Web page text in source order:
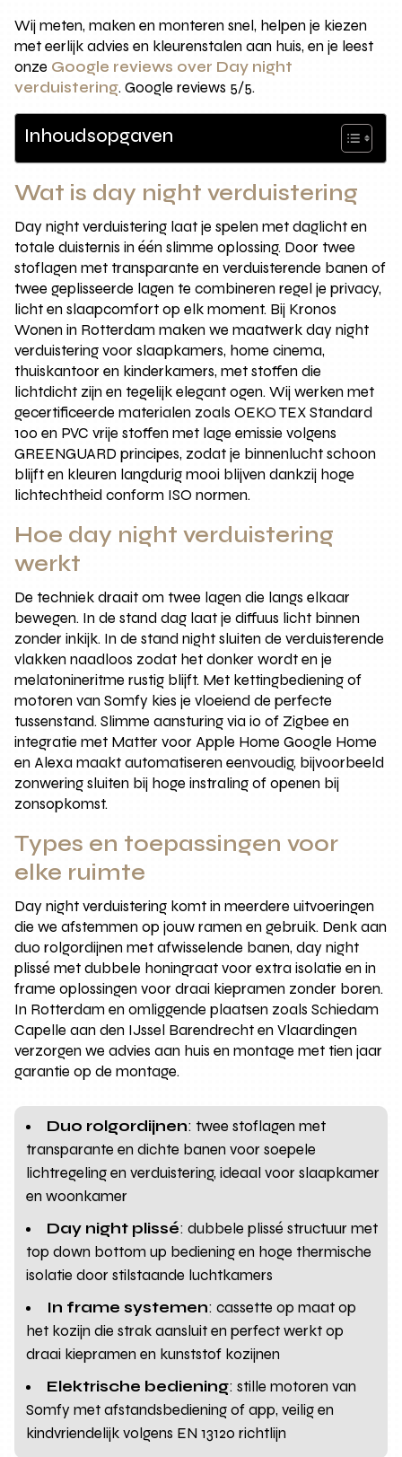
Wij meten, maken en monteren snel, helpen je kiezen
met eerlijk advies en kleurenstalen aan huis, en je leest
onze Google reviews over Day night
verduistering. Google reviews 5/5.
Inhoudsopgaven
Wat is day night verduistering
Day night verduistering laat je spelen met daglicht en
totale duisternis in één slimme oplossing. Door twee
stoflagen met transparante en verduisterende banen of
twee geplisseerde lagen te combineren regel je privacy,
licht en slaapcomfort op elk moment. Bij Kronos
Wonen in Rotterdam maken we maatwerk day night
verduistering voor slaapkamers, home cinema,
thuiskantoor en kinderkamers, met stoffen die
lichtdicht zijn en tegelijk elegant ogen. Wij werken met
gecertificeerde materialen zoals OEKO TEX Standard
100 en PVC vrije stoffen met lage emissie volgens
GREENGUARD principes, zodat je binnenlucht schoon
blijft en kleuren langdurig mooi blijven dankzij hoge
lichtechtheid conform ISO normen.
Hoe day night verduistering
werkt
De techniek draait om twee lagen die langs elkaar
bewegen. In de stand dag laat je diffuus licht binnen
zonder inkijk. In de stand night sluiten de verduisterende
vlakken naadloos zodat het donker wordt en je
melatonineritme rustig blijft. Met kettingbediening of
motoren van Somfy kies je vloeiend de perfecte
tussenstand. Slimme aansturing via io of Zigbee en
integratie met Matter voor Apple Home Google Home
en Alexa maakt automatiseren eenvoudig, bijvoorbeeld
zonwering sluiten bij hoge instraling of openen bij
zonsopkomst.
Types en toepassingen voor
elke ruimte
Day night verduistering komt in meerdere uitvoeringen
die we afstemmen op jouw ramen en gebruik. Denk aan
duo rolgordijnen met afwisselende banen, day night
plissé met dubbele honingraat voor extra isolatie en in
frame oplossingen voor draai kiepramen zonder boren.
In Rotterdam en omliggende plaatsen zoals Schiedam
Capelle aan den IJssel Barendrecht en Vlaardingen
verzorgen we advies aan huis en montage met tien jaar
garantie op de montage.
Duo rolgordijnen: twee stoflagen met
transparante en dichte banen voor soepele
lichtregeling en verduistering, ideaal voor slaapkamer
en woonkamer
Day night plissé: dubbele plissé structuur met
top down bottom up bediening en hoge thermische
isolatie door stilstaande luchtkamers
In frame systemen: cassette op maat op
het kozijn die strak aansluit en perfect werkt op
draai kiepramen en kunststof kozijnen
Elektrische bediening: stille motoren van
Somfy met afstandsbediening of app, veilig en
kindvriendelijk volgens EN 13120 richtlijn